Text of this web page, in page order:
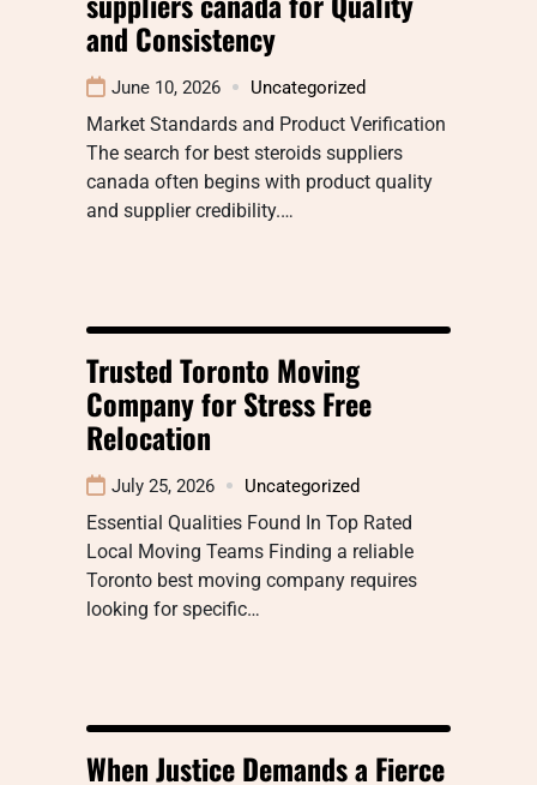
and Consistency
June 10, 2026 Uncategorized
Market Standards and Product Verification
The search for best steroids suppliers
canada often begins with product quality
and supplier credibility.…
Trusted Toronto Moving
Company for Stress Free
Relocation
July 25, 2026 Uncategorized
Essential Qualities Found In Top Rated
Local Moving Teams Finding a reliable
Toronto best moving company requires
looking for specific…
When Justice Demands a Fierce